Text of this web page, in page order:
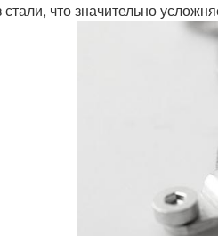
стали, что значительно